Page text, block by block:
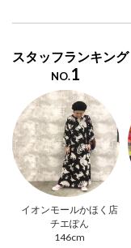
スタッフランキング
NO.1
イオンモールかほく店
チエぽん
146cm